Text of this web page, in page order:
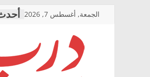
الجمعة, أغسطس 7, 2026